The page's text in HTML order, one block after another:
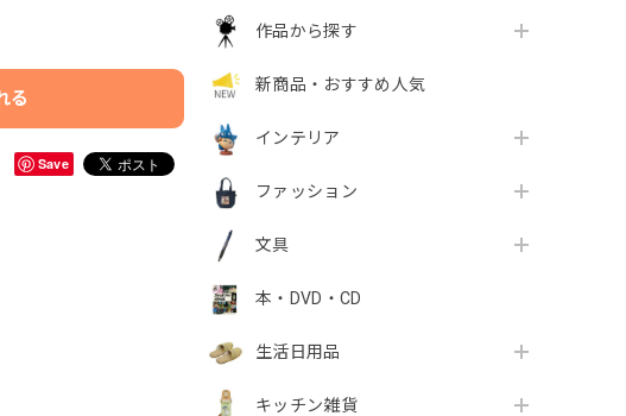
作品から探す
新商品・おすすめ人気
インテリア
ファッション
文具
本・DVD・CD
生活日用品
キッチン雑貨
る
Save